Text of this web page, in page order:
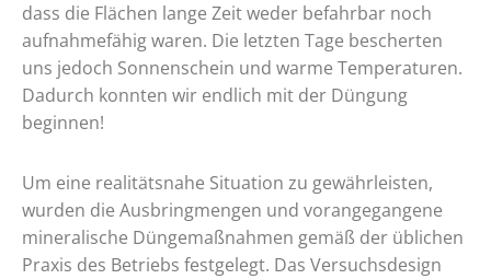
dass die Flächen lange Zeit weder befahrbar noch
aufnahmefähig waren. Die letzten Tage bescherten
uns jedoch Sonnenschein und warme Temperaturen.
Dadurch konnten wir endlich mit der Düngung
beginnen!
Um eine realitätsnahe Situation zu gewährleisten,
wurden die Ausbringmengen und vorangegangene
mineralische Düngemaßnahmen gemäß der üblichen
Praxis des Betriebs festgelegt. Das Versuchsdesign